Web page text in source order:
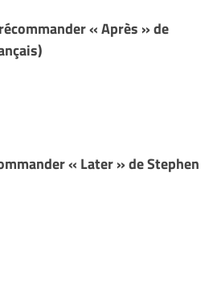
« Après » de
« Later » de Stephen